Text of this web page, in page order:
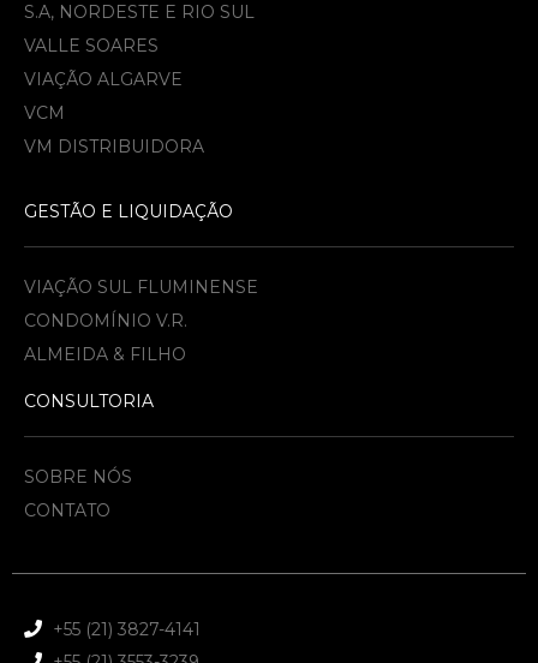
S.A, NORDESTE E RIO SUL
VALLE SOARES
VIAÇÃO ALGARVE
VCM
VM DISTRIBUIDORA
GESTÃO E LIQUIDAÇÃO
VIAÇÃO SUL FLUMINENSE
CONDOMÍNIO V.R.
ALMEIDA & FILHO​
CONSULTORIA
SOBRE NÓS
CONTATO
+55 (21) 3827-4141